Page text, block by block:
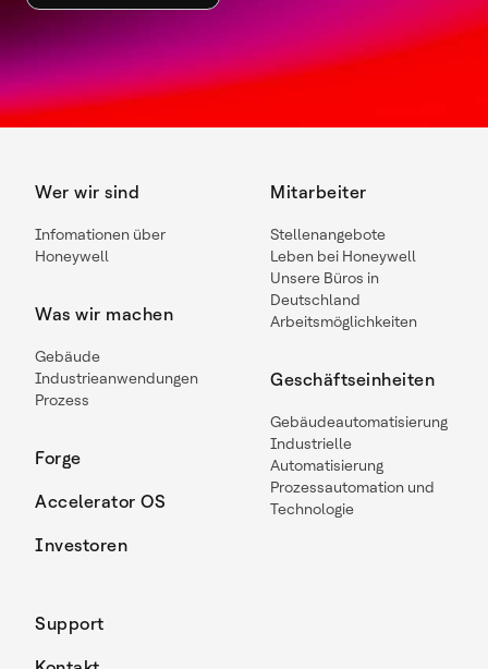
Wer wir sind
Infomationen über
Honeywell
Was wir machen
Gebäude
Industrieanwendungen
Prozess
Forge
Accelerator OS
Investoren
Mitarbeiter
Stellenangebote
Leben bei Honeywell
Unsere Büros in
Deutschland
Arbeitsmöglichkeiten
Geschäftseinheiten
Gebäudeautomatisierung
Industrielle
Automatisierung
Prozessautomation und
Technologie
Support